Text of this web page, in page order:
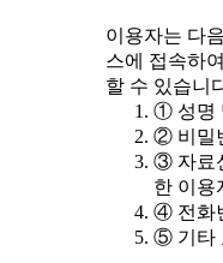
이용자는 다
스에 접속하
할 수 있습니
① 성명
② 비밀
③ 자료
한 이용
④ 전화
⑤ 기타